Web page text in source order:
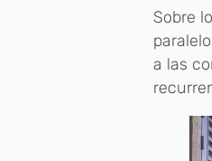
Sobre
a las